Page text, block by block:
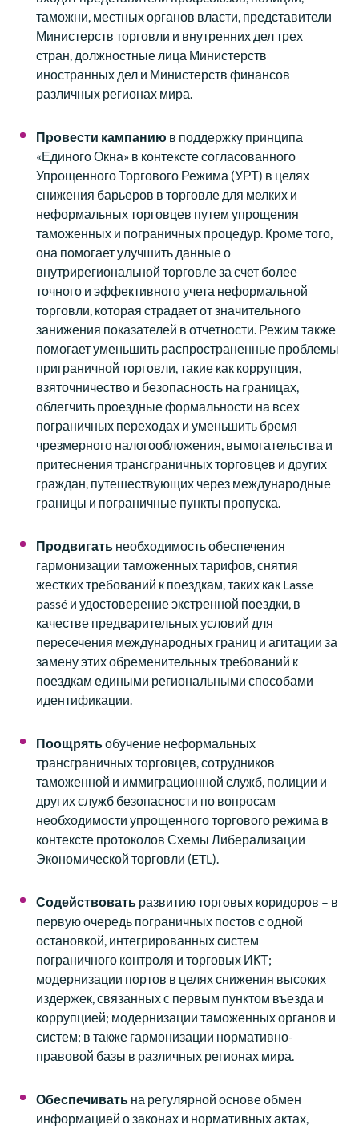
таможни, местных органов власти, представители
Министерств торговли и внутренних дел трех
стран, должностные лица Министерств
иностранных дел и Министерств финансов
различных регионах мира.
Провести кампанию в поддержку принципа
«Единого Окна» в контексте согласованного
Упрощенного Торгового Режима (УРТ) в целях
снижения барьеров в торговле для мелких и
неформальных торговцев путем упрощения
таможенных и пограничных процедур. Кроме того,
она помогает улучшить данные о
внутрирегиональной торговле за счет более
точного и эффективного учета неформальной
торговли, которая страдает от значительного
занижения показателей в отчетности. Режим также
помогает уменьшить распространенные проблемы
приграничной торговли, такие как коррупция,
взяточничество и безопасность на границах,
облегчить проездные формальности на всех
пограничных переходах и уменьшить бремя
чрезмерного налогообложения, вымогательства и
притеснения трансграничных торговцев и других
граждан, путешествующих через международные
границы и пограничные пункты пропуска.
Продвигать необходимость обеспечения
гармонизации таможенных тарифов, снятия
жестких требований к поездкам, таких как Lasse
passé и удостоверение экстренной поездки, в
качестве предварительных условий для
пересечения международных границ и агитации за
замену этих обременительных требований к
поездкам едиными региональными способами
идентификации.
Поощрятьобучение неформальных
трансграничных торговцев, сотрудников
таможенной и иммиграционной служб, полиции и
других служб безопасности по вопросам
необходимости упрощенного торгового режима в
контексте протоколов Схемы Либерализации
Экономической торговли (ETL).
Содействовать развитию торговых коридоров – в
первую очередь пограничных постов с одной
остановкой, интегрированных систем
пограничного контроля и торговых ИКТ;
модернизации портов в целях снижения высоких
издержек, связанных с первым пунктом въезда и
коррупцией; модернизации таможенных органов и
систем; в также гармонизации нормативно-
правовой базы в различных регионах мира.
Обеспечивать на регулярной основе обмен
информацией о законах и нормативных актах,